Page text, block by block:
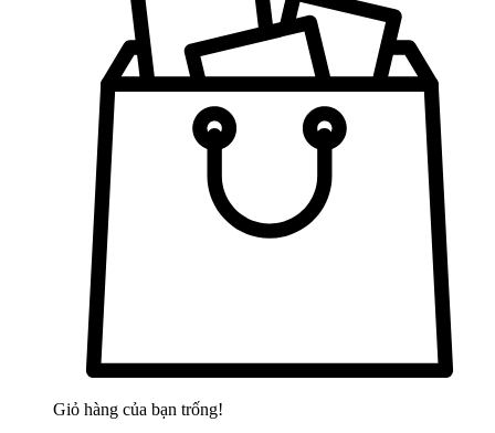
Giỏ hàng của bạn trống!